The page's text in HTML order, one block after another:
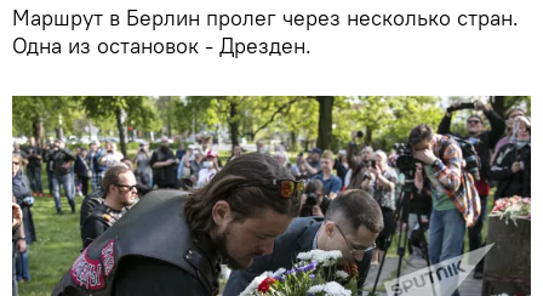
Маршрут в Берлин пролег через несколько стран.
Одна из остановок - Дрезден.